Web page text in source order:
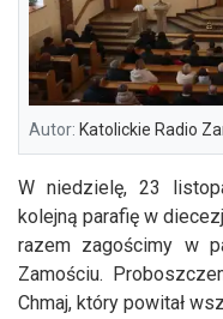
Autor: Katolickie Radio
W niedzielę, 23
kolejną parafię w
razem zagościmy w
Zamościu.
Chmaj, który powitał